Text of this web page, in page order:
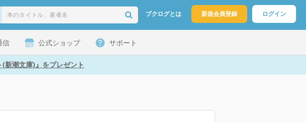
ブクログとは 新規会員登録 ログイン
信 公式ショップ サポート
新潮文庫)』をプレゼント